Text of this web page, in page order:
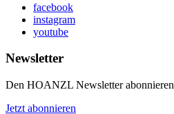
facebook
instagram
youtube
Newsletter
Den HOANZL Newsletter abonnieren
Jetzt abonnieren